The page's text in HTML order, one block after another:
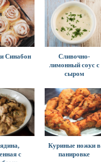
Синабон
Сливочно-
лимонный соус с
сыром
с
Куриные ножки в
панировке